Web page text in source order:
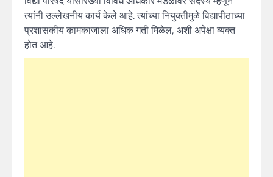
त्यांनी उल्लेखनीय कार्य केले आहे. त्यांच्या नियुक्तीमुळे विद्यापीठाच्या
प्रशासकीय कामकाजाला अधिक गती मिळेल, अशी अपेक्षा व्यक्त
होत आहे.